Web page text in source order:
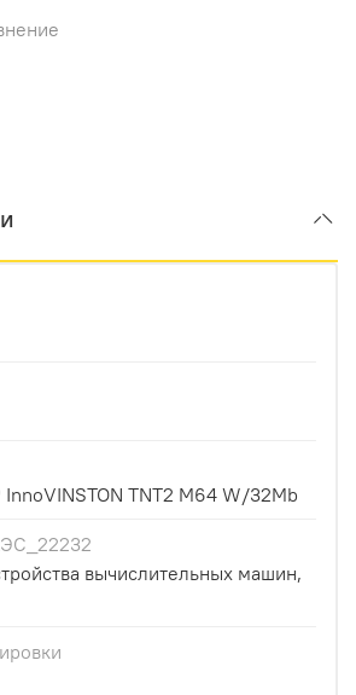
InnoVINSTON TNT2 M64 W/32Mb
вычислительных машин,